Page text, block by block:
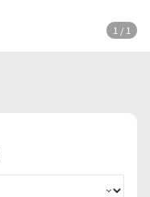
1 / 1